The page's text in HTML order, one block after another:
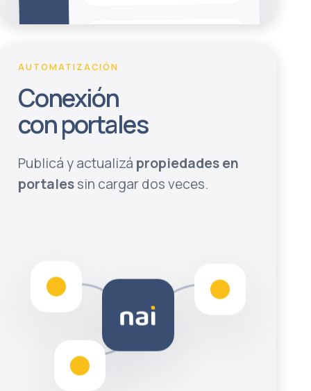
AUTOMATIZACIÓN
Conexión
con portales
Publicá y actualizá propiedades en
portalessin cargar dos veces.